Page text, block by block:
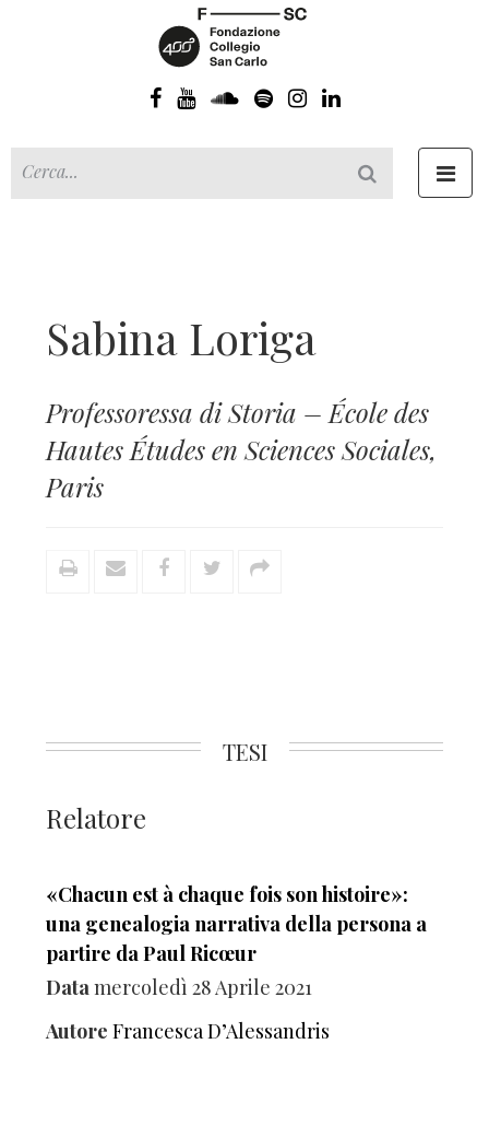
Sabina Loriga
Professoressa di Storia – École des
Hautes Études en Sciences Sociales,
Paris
TESI
Relatore
«Chacun est à chaque fois son histoire»:
una genealogia narrativa della persona a
partire da Paul Ricœur
Datamercoledì 28 Aprile 2021
Autore Francesca D’Alessandris